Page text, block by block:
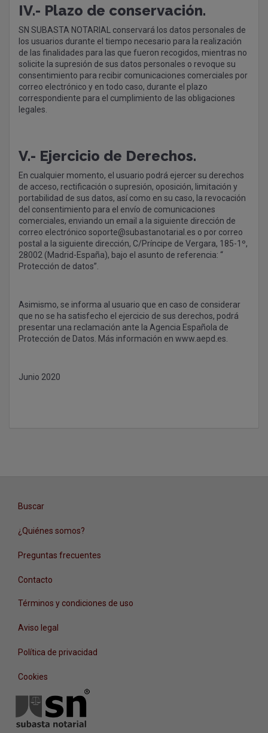
IV.- Plazo de conservación.
SN SUBASTA NOTARIAL conservará los datos personales de
los usuarios durante el tiempo necesario para la realización
de las finalidades para las que fueron recogidos, mientras no
solicite la supresión de sus datos personales o revoque su
consentimiento para recibir comunicaciones comerciales por
correo electrónico y en todo caso, durante el plazo
correspondiente para el cumplimiento de las obligaciones
legales.
V.- Ejercicio de Derechos.
En cualquier momento, el usuario podrá ejercer su derechos
de acceso, rectificación o supresión, oposición, limitación y
portabilidad de sus datos, así como en su caso, la revocación
del consentimiento para el envío de comunicaciones
comerciales, enviando un email a la siguiente dirección de
correo electrónico soporte@subastanotarial.es o por correo
postal a la siguiente dirección, C/Príncipe de Vergara, 185-1º,
28002 (Madrid-España), bajo el asunto de referencia: “
Protección de datos”.
Asimismo, se informa al usuario que en caso de considerar
que no se ha satisfecho el ejercicio de sus derechos, podrá
presentar una reclamación ante la Agencia Española de
Protección de Datos. Más información en www.aepd.es.
Junio 2020
Buscar
¿Quiénes somos?
Preguntas frecuentes
Contacto
Términos y condiciones de uso
Aviso legal
Política de privacidad
Cookies